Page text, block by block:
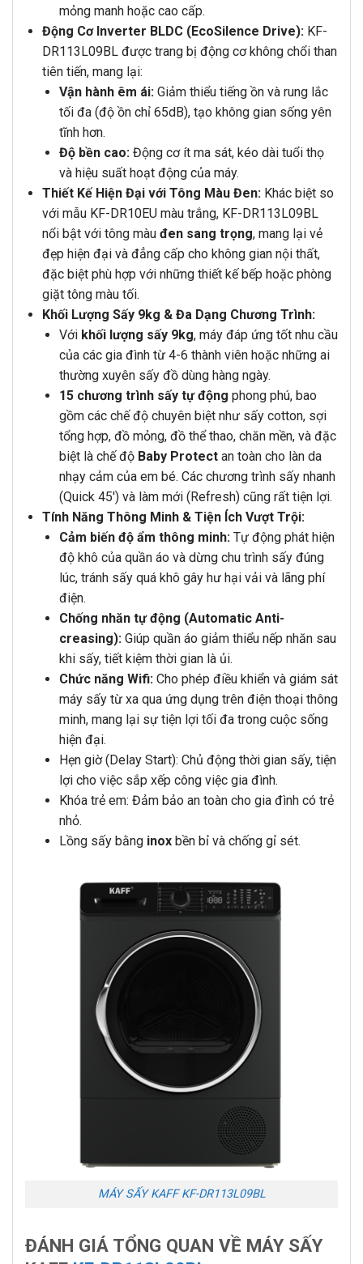
mỏng manh hoặc cao cấp.
Động Cơ Inverter BLDC (EcoSilence Drive):KF-
DR113L09BL được trang bị động cơ không chổi than
tiên tiến, mang lại:
Vận hành êm ái:Giảm thiểu tiếng ồn và rung lắc
tối đa (độ ồn chỉ 65dB), tạo không gian sống yên
tĩnh hơn.
Độ bền cao:Động cơ ít ma sát, kéo dài tuổi thọ
và hiệu suất hoạt động của máy.
Thiết Kế Hiện Đại với Tông Màu Đen:Khác biệt so
với mẫu KF-DR10EU màu trắng, KF-DR113L09BL
nổi bật với tông màu đen sang trọng, mang lại vẻ
đẹp hiện đại và đẳng cấp cho không gian nội thất,
đặc biệt phù hợp với những thiết kế bếp hoặc phòng
giặt tông màu tối.
Khối Lượng Sấy 9kg & Đa Dạng Chương Trình:
Với khối lượng sấy 9kg, máy đáp ứng tốt nhu cầu
của các gia đình từ 4-6 thành viên hoặc những ai
thường xuyên sấy đồ dùng hàng ngày.
15 chương trình sấy tự động phong phú, bao
gồm các chế độ chuyên biệt như sấy cotton, sợi
tổng hợp, đồ mỏng, đồ thể thao, chăn mền, và đặc
biệt là chế độ Baby Protectan toàn cho làn da
nhạy cảm của em bé. Các chương trình sấy nhanh
(Quick 45′) và làm mới (Refresh) cũng rất tiện lợi.
Tính Năng Thông Minh & Tiện Ích Vượt Trội:
Cảm biến độ ẩm thông minh:Tự động phát hiện
độ khô của quần áo và dừng chu trình sấy đúng
lúc, tránh sấy quá khô gây hư hại vải và lãng phí
điện.
Chống nhăn tự động (Automatic Anti-
creasing):Giúp quần áo giảm thiểu nếp nhăn sau
khi sấy, tiết kiệm thời gian là ủi.
Chức năng Wifi:Cho phép điều khiển và giám sát
máy sấy từ xa qua ứng dụng trên điện thoại thông
minh, mang lại sự tiện lợi tối đa trong cuộc sống
hiện đại.
Hẹn giờ (Delay Start): Chủ động thời gian sấy, tiện
lợi cho việc sắp xếp công việc gia đình.
Khóa trẻ em: Đảm bảo an toàn cho gia đình có trẻ
nhỏ.
Lồng sấy bằng inoxbền bỉ và chống gỉ sét.
MÁY SẤY KAFF KF-DR113L09BL
ĐÁNH GIÁ TỔNG QUAN VỀ MÁY SẤY